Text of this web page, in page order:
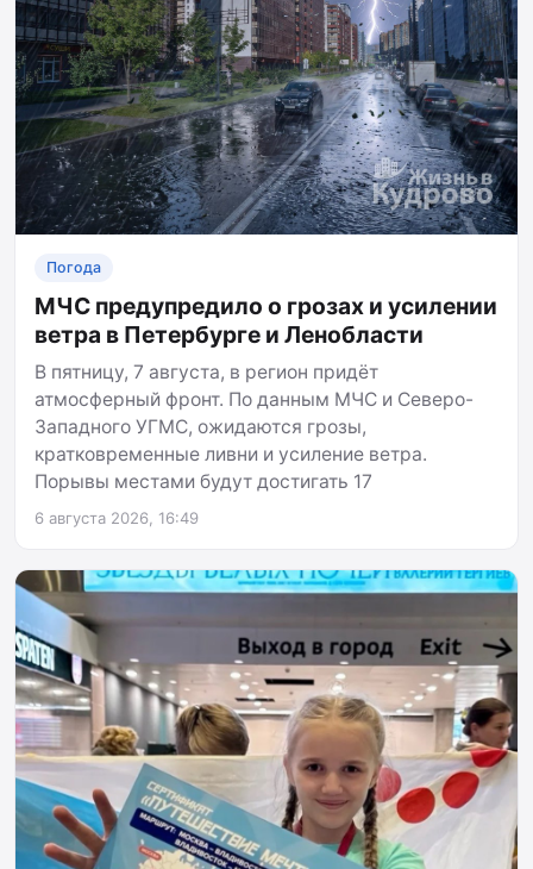
Погода
МЧС предупредило о грозах и усилении
ветра в Петербурге и Ленобласти
В пятницу, 7 августа, в регион придёт
атмосферный фронт. По данным МЧС и Северо-
Западного УГМС, ожидаются грозы,
кратковременные ливни и усиление ветра.
Порывы местами будут достигать 17
6 августа 2026, 16:49